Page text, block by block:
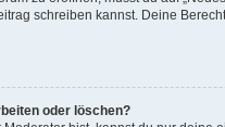
schreiben kannst. Deine
oder löschen?